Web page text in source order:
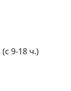
9-18 ч.)